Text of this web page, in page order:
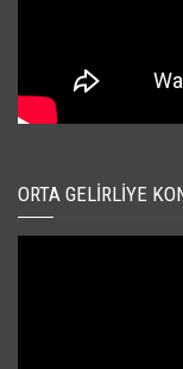
ORTA GELIRLIYE